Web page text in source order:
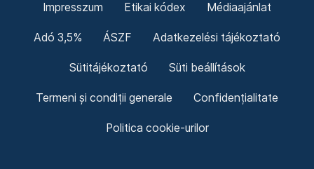
Impresszum Etikai kódex Médiaajánlat
Adó 3,5% ÁSZF Adatkezelési tájékoztató
Sütitájékoztató Süti beállítások
Termeni și condiții generale Confidențialitate
Politica cookie-urilor